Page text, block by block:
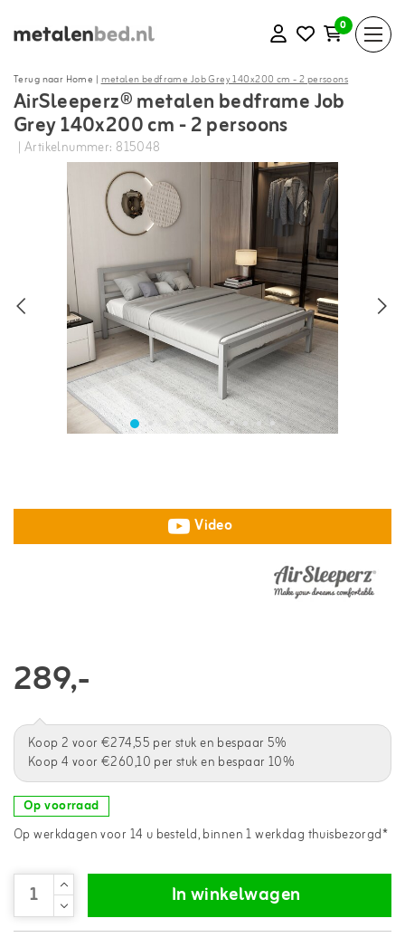
0
Terug naar Home |metalen bedframe Job Grey 140x200 cm - 2 persoons
AirSleeperz® metalen bedframe Job
Grey 140x200 cm - 2 persoons
| Artikelnummer: 815048
Video
289,-
Koop 2 voor €274,55 per stuk en bespaar 5%
Koop 4 voor €260,10 per stuk en bespaar 10%
Op voorraad
Op werkdagen voor 14 u besteld, binnen 1 werkdag thuisbezorgd*
In winkelwagen